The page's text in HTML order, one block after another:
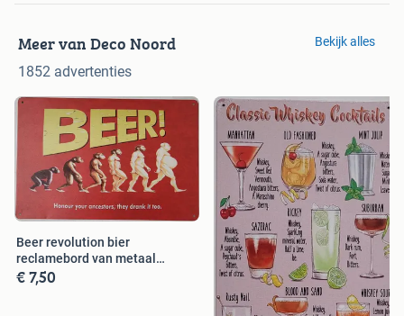
Meer van Deco Noord
1852 advertenties
Bekijk alles
Beer revolution bier
reclamebord van metaal
wandbord deco
€ 7,50